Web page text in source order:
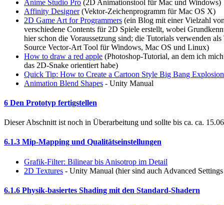
Anime Studio Pro (2D Animationstool für Mac und Windows)
Affinity Designer(Vektor-Zeichenprogramm für Mac OS X)
2D Game Art for Programmers (ein Blog mit einer Vielzahl
verschiedene Contents für 2D Spiele erstellt, wobei
hier schon die Voraussetzung sind; die Tutorials verwenden
Source Vector-Art Tool für Windows, Mac OS und Linux)
How to draw a red apple (Photoshop-Tutorial, an dem ich
das 2D-Snake orientiert habe)
Quick Tip: How to Create a Cartoon Style Big Bang Explosion
Animation Blend Shapes - Unity Manual
6 Den Prototyp fertigstellen
Dieser Abschnitt ist noch in Überarbeitung und sollte bis ca. ca.
6.1.3 Mip-Mapping und Qualitätseinstellungen
Grafik-Filter: Bilinear bis Anisotrop im Detail
2D Textures - Unity Manual (hier sind auch Advanced
6.1.6 Physik-basiertes Shading mit den Standard-Shadern